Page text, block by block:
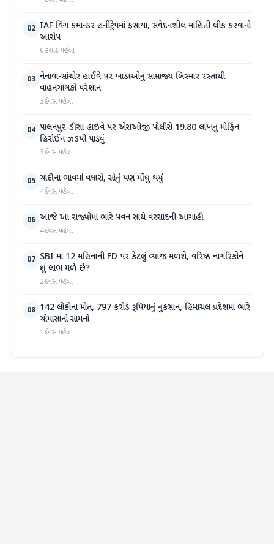
02 IAF વિંગ કમાન્ડર હનીટ્રેપમાં ફસાયા, સંવેદનશીલ માહિતી લીક કરવાનો
આરોપ
6 કલાક પહેલા
03 નેનાવા-સાંચોર હાઈવે પર ખાડાઓનું સામ્રાજ્ય બિસ્માર રસ્તાથી
વાહનચાલકો પરેશાન
3 દિવસ પહેલા
04 પાલનપુર-ડીસા હાઇવે પર એસઓજી પોલીસે 19.80 લાખનું મોર્ફિન
હિરોઈન ઝડપી પાડ્યું
3 દિવસ પહેલા
05 ચાંદીના ભાવમાં વધારો, સોનું પણ મોંઘુ થયું
4 દિવસ પહેલા
06 આજે આ રાજ્યોમાં ભારે પવન સાથે વરસાદની આગાહી
4 દિવસ પહેલા
07 SBI માં 12 મહિનાની FD પર કેટલું વ્યાજ મળશે, વરિષ્ઠ નાગરિકોને
શું લાભ મળે છે?
2 દિવસ પહેલા
08 142 લોકોના મોત, 797 કરોડ રૂપિયાનું નુકસાન, હિમાચલ પ્રદેશમાં ભારે
ચોમાસાનો સામનો
1 દિવસ પહેલા